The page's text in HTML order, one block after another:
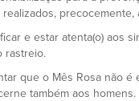
e estar atenta(o) aos
rastreio.
que o Mês Rosa não
também aos